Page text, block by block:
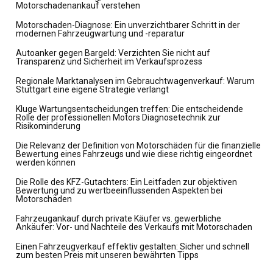
Motorschadenankauf verstehen
Motorschaden-Diagnose: Ein unverzichtbarer Schritt in der
modernen Fahrzeugwartung und -reparatur
Autoanker gegen Bargeld: Verzichten Sie nicht auf
Transparenz und Sicherheit im Verkaufsprozess
Regionale Marktanalysen im Gebrauchtwagenverkauf: Warum
Stuttgart eine eigene Strategie verlangt
Kluge Wartungsentscheidungen treffen: Die entscheidende
Rolle der professionellen Motors Diagnosetechnik zur
Risikominderung
Die Relevanz der Definition von Motorschäden für die finanzielle
Bewertung eines Fahrzeugs und wie diese richtig eingeordnet
werden können
Die Rolle des KFZ-Gutachters: Ein Leitfaden zur objektiven
Bewertung und zu wertbeeinflussenden Aspekten bei
Motorschäden
Fahrzeugankauf durch private Käufer vs. gewerbliche
Ankäufer: Vor- und Nachteile des Verkaufs mit Motorschaden
Einen Fahrzeugverkauf effektiv gestalten: Sicher und schnell
zum besten Preis mit unseren bewährten Tipps